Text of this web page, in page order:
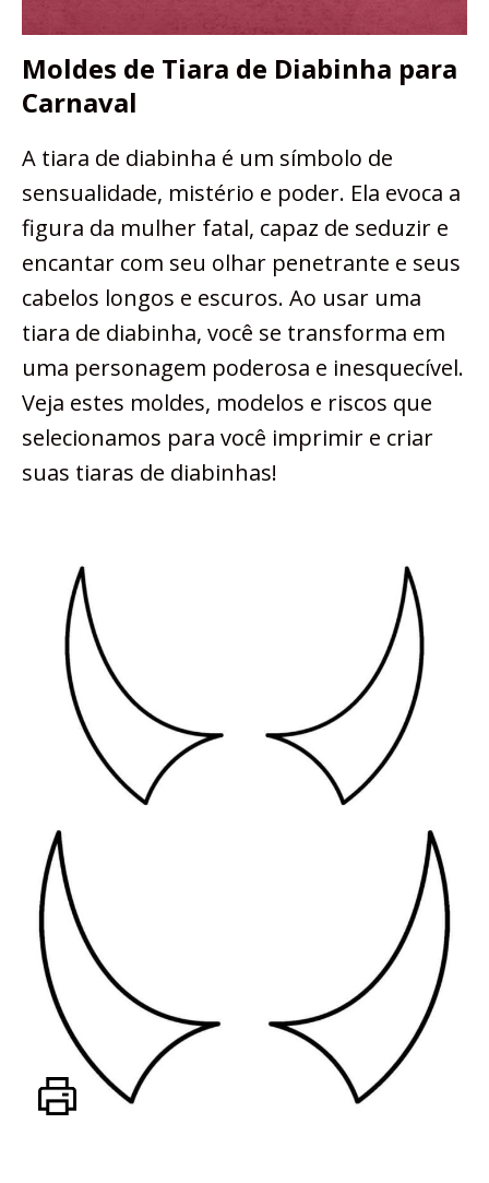
Moldes de Tiara de Diabinha para
Carnaval
A tiara de diabinha é um símbolo de
sensualidade, mistério e poder. Ela evoca a
figura da mulher fatal, capaz de seduzir e
encantar com seu olhar penetrante e seus
cabelos longos e escuros. Ao usar uma
tiara de diabinha, você se transforma em
uma personagem poderosa e inesquecível.
Veja estes moldes, modelos e riscos que
selecionamos para você imprimir e criar
suas tiaras de diabinhas!